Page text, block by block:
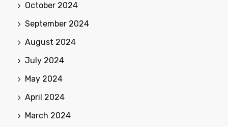
October 2024
September 2024
August 2024
July 2024
May 2024
April 2024
March 2024